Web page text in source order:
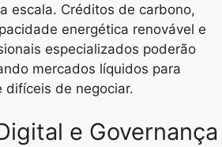
escala. Créditos de carbono,
energética renovável e
especializados poderão
mercados líquidos para
difíceis de negociar.
e Governança